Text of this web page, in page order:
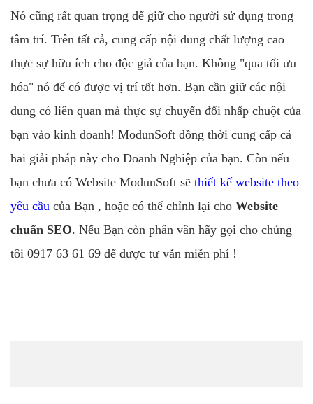
Nó cũng rất quan trọng để giữ cho người sử dụng trong
tâm trí. Trên tất cả, cung cấp nội dung chất lượng cao
thực sự hữu ích cho độc giả của bạn. Không "qua tối ưu
hóa" nó để có được vị trí tốt hơn. Bạn cần giữ các nội
dung có liên quan mà thực sự chuyển đổi nhấp chuột của
bạn vào kinh doanh! ModunSoft đồng thời cung cấp cả
hai giải pháp này cho Doanh Nghiệp của bạn. Còn nếu
bạn chưa có Website ModunSoft sẽ thiết kế website theo
yêu cầu của Bạn , hoặc có thể chỉnh lại cho Website
chuẩn SEO. Nếu Bạn còn phân vân hãy gọi cho chúng
tôi 0917 63 61 69 để được tư vẫn miễn phí !